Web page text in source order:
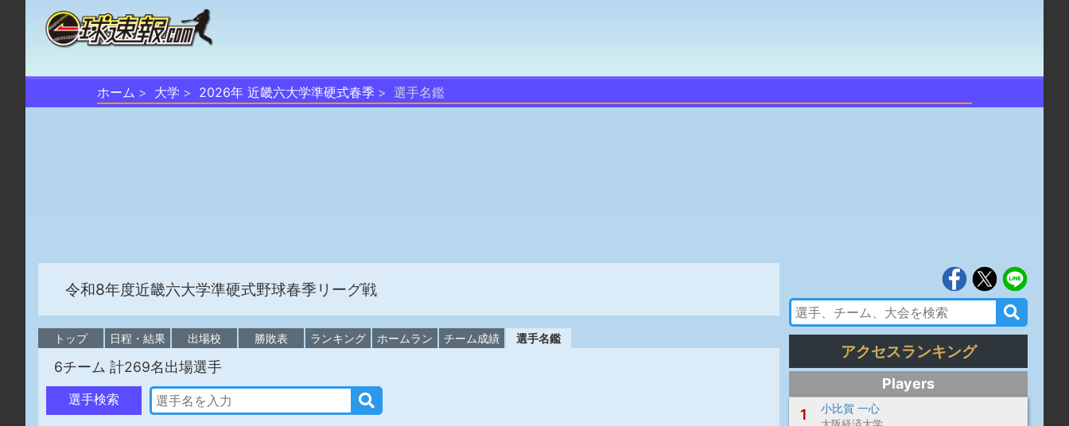
ホーム 大学 2026年 近畿六大学準硬式春季 選手名鑑
令和8年度近畿六大学準硬式野球春季リーグ戦
トップ 日程・結果 出場校 勝敗表 ランキング ホームラン チーム成績 選手名鑑
6チーム 計269名出場選手
選手検索
アクセスランキング
Players
1
小比賀 一心